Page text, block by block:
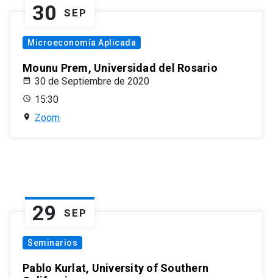
30 SEP
Microeconomía Aplicada
Mounu Prem, Universidad del Rosario
30 de Septiembre de 2020
15:30
Zoom
29 SEP
Seminarios
Pablo Kurlat, University of Southern